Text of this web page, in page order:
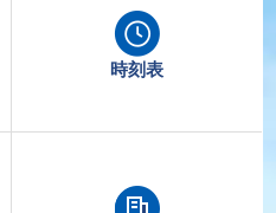
時刻表